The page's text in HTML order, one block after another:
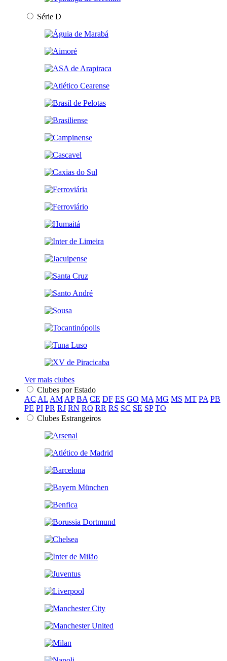
Série D
Ver mais clubes
Clubes por Estado
AC AL AM AP BA CE DF ES GO MA MG MS MT PA PB
PE PI PR RJ RN RO RR RS SC SE SP TO
Clubes Estrangeiros